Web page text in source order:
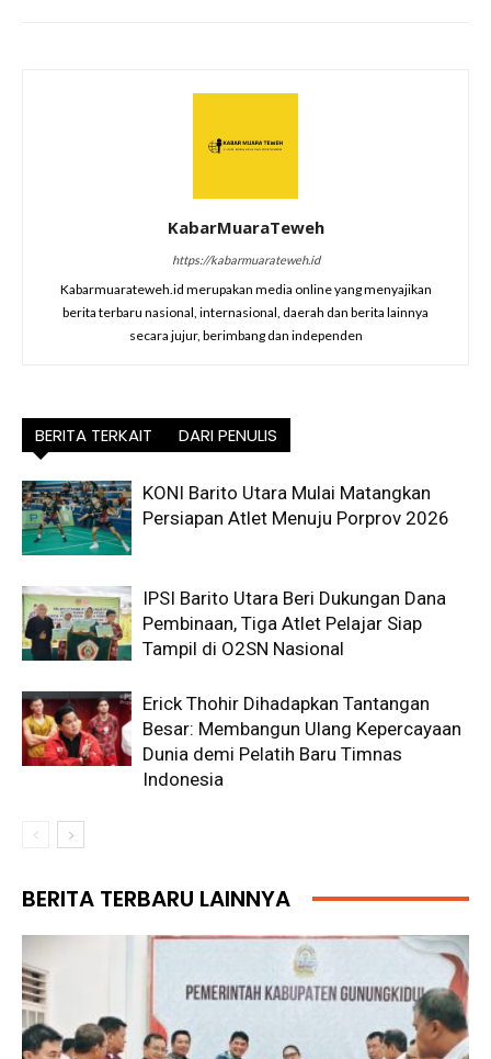
KabarMuaraTeweh
https://kabarmuarateweh.id
Kabarmuarateweh.id merupakan media online yang menyajikan
berita terbaru nasional, internasional, daerah dan berita lainnya
secara jujur, berimbang dan independen
BERITA TERKAIT DARI PENULIS
KONI Barito Utara Mulai Matangkan
Persiapan Atlet Menuju Porprov 2026
IPSI Barito Utara Beri Dukungan Dana
Pembinaan, Tiga Atlet Pelajar Siap
Tampil di O2SN Nasional
Erick Thohir Dihadapkan Tantangan
Besar: Membangun Ulang Kepercayaan
Dunia demi Pelatih Baru Timnas
Indonesia
BERITA TERBARU LAINNYA